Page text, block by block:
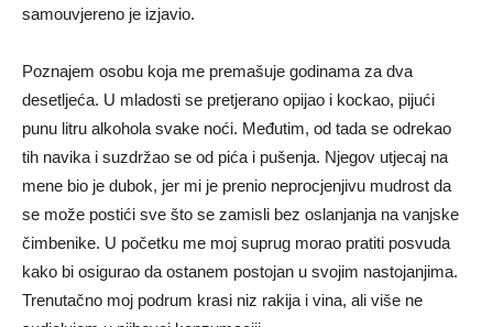
samouvjereno je izjavio.
Poznajem osobu koja me premašuje godinama za dva
desetljeća. U mladosti se pretjerano opijao i kockao, pijući
punu litru alkohola svake noći. Međutim, od tada se odrekao
tih navika i suzdržao se od pića i pušenja. Njegov utjecaj na
mene bio je dubok, jer mi je prenio neprocjenjivu mudrost da
se može postići sve što se zamisli bez oslanjanja na vanjske
čimbenike. U početku me moj suprug morao pratiti posvuda
kako bi osigurao da ostanem postojan u svojim nastojanjima.
Trenutačno moj podrum krasi niz rakija i vina, ali više ne